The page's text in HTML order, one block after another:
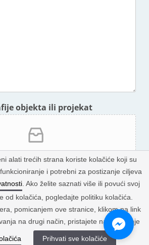
objekta ili projekat
files to this area to upload.
can upload up to 2 files.
alati trećih strana koriste kolačiće koji su
i potrebni za postizanje ciljeva
. Ako želite saznati više ili povući svoj
od kolačića, pogledajte politiku kolačića.
pomicanjem ove stranice, klikom na link
na drugi način, pristajete na korištenje
Prihvati sve kolačiće